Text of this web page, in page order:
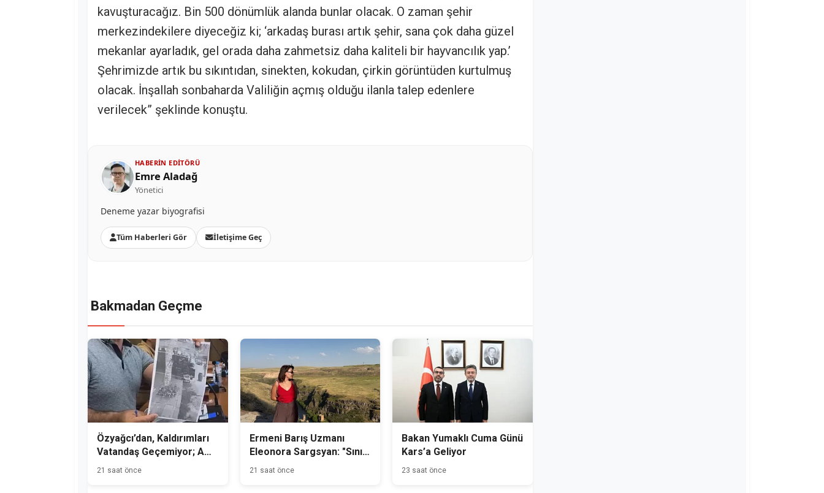
kavuşturacağız. Bin 500 dönümlük alanda bunlar olacak. O zaman şehir
merkezindekilere diyeceğiz ki; ‘arkadaş burası artık şehir, sana çok daha güzel
mekanlar ayarladık, gel orada daha zahmetsiz daha kaliteli bir hayvancılık yap.’
Şehrimizde artık bu sıkıntıdan, sinekten, kokudan, çirkin görüntüden kurtulmuş
olacak. İnşallah sonbaharda Valiliğin açmış olduğu ilanla talep edenlere
verilecek” şeklinde konuştu.
HABERIN EDITÖRÜ
Emre Aladağ
Yönetici
Deneme yazar biyografisi
Tüm Haberleri Gör İletişime Geç
Bakmadan Geçme
Özyağcı’dan, Kaldırımları
Vatandaş Geçemiyor; Ama
Süpermen geçebilir!
21 saat önce
Ermeni Barış Uzmanı
Eleonora Sargsyan: "Sınır
Çok Yakın, Ama Bir O
21 saat önce
Bakan Yumaklı Cuma Günü
Kars’a Geliyor
23 saat önce